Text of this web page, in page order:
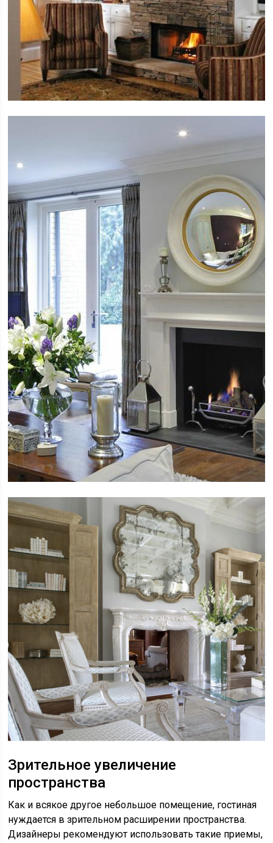
Зрительное увеличение
пространства
Как и всякое другое небольшое помещение, гостиная
нуждается в зрительном расширении пространства.
Дизайнеры рекомендуют использовать такие приемы,